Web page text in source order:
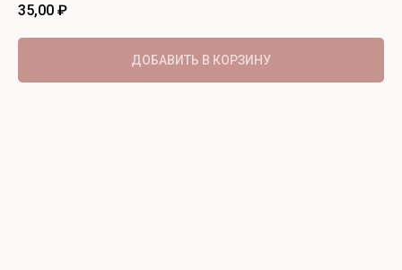
35,00 ₽
ДОБАВИТЬ В КОРЗИНУ